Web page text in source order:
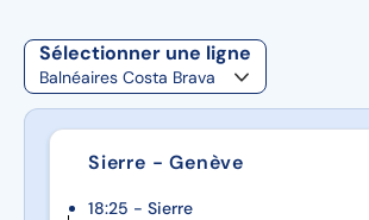
Sélectionner une ligne
Sierre - Genève
18:25 - Sierre